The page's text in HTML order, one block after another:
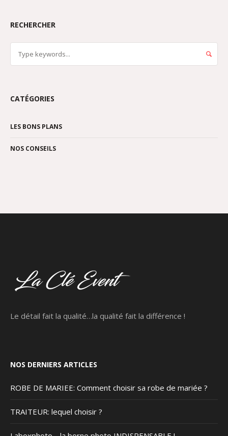
RECHERCHER
CATÉGORIES
LES BONS PLANS
NOS CONSEILS
Le détail fait la qualité…la qualité fait la différence !
NOS DERNIERS ARTICLES
ROBE DE MARIEE: Comment choisir sa robe de mariée ?
TRAITEUR: lequel choisir ?